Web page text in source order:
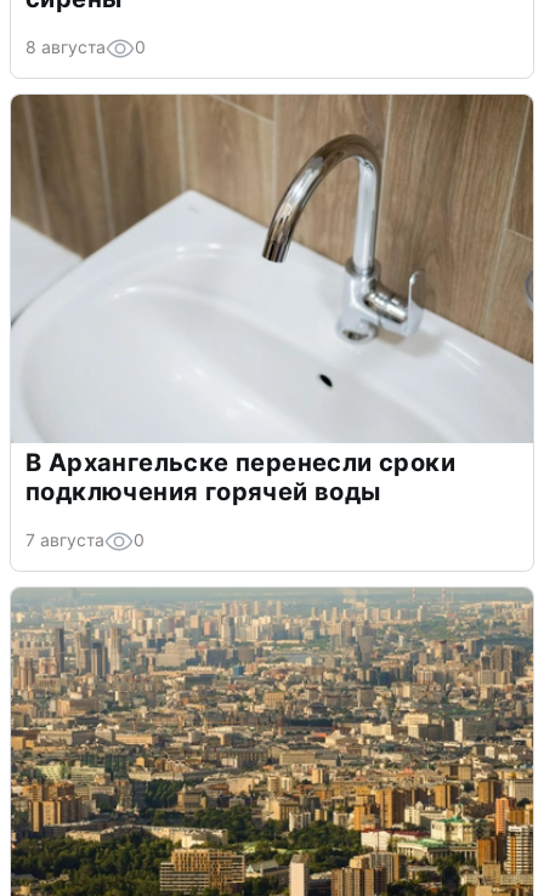
8 августа 0
В Архангельске перенесли сроки
подключения горячей воды
7 августа 0